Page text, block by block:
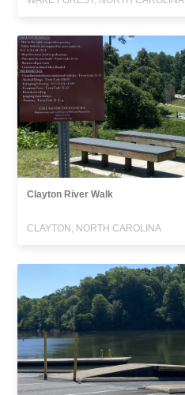
Clayton River Walk
CLAYTON, NORTH CAROLINA